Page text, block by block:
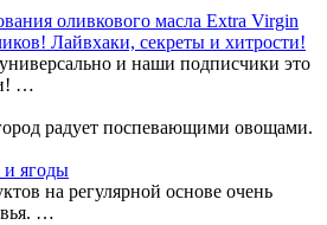
оливкового масла Extra Virgin
Лайвхаки, секреты и хитрости!
и наши подписчики это
…
радует поспевающими овощами.
ягоды
на регулярной основе очень
…